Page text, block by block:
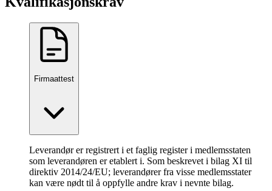
Firmaattest
Leverandør er registrert i et faglig register i medlemsstaten
som leverandøren er etablert i. Som beskrevet i bilag XI til
direktiv 2014/24/EU; leverandører fra visse medlemsstater
kan være nødt til å oppfylle andre krav i nevnte bilag.